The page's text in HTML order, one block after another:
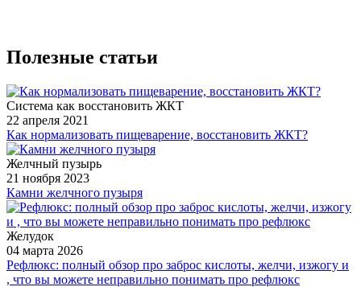
Полезные статьи
Система как восстановить ЖКТ
22 апреля 2021
Как нормализовать пищеварение, восстановить ЖКТ?
Желчный пузырь
21 ноября 2023
Камни желчного пузыря
Желудок
04 марта 2026
Рефлюкс: полный обзор про заброс кислоты, желчи, изжогу и
, что вы можете неправильно понимать про рефлюкс